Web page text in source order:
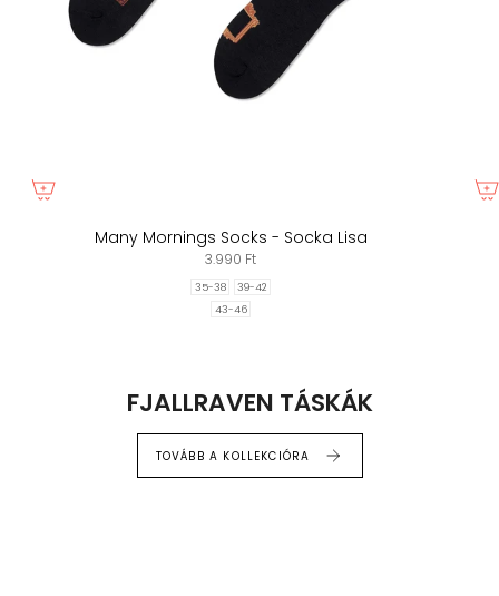
Many Mornings Socks - Socka Lisa
3.990 Ft
35-38
39-42
43-46
FJALLRAVEN TÁSKÁK
TOVÁBB A KOLLEKCIÓRA